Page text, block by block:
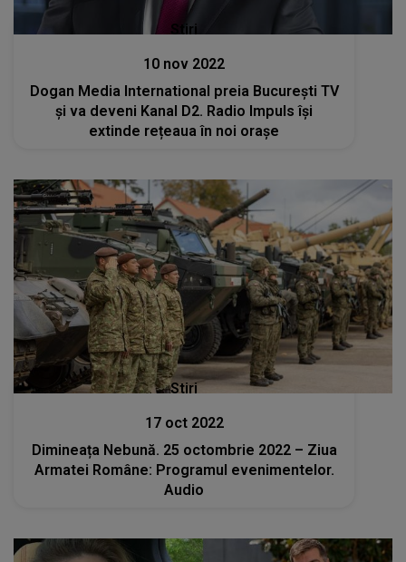
Stiri
10 nov 2022
Dogan Media International preia Bucureşti TV
și va deveni Kanal D2. Radio Impuls își
extinde rețeaua în noi orașe
Stiri
17 oct 2022
Dimineața Nebună. 25 octombrie 2022 – Ziua
Armatei Române: Programul evenimentelor.
Audio